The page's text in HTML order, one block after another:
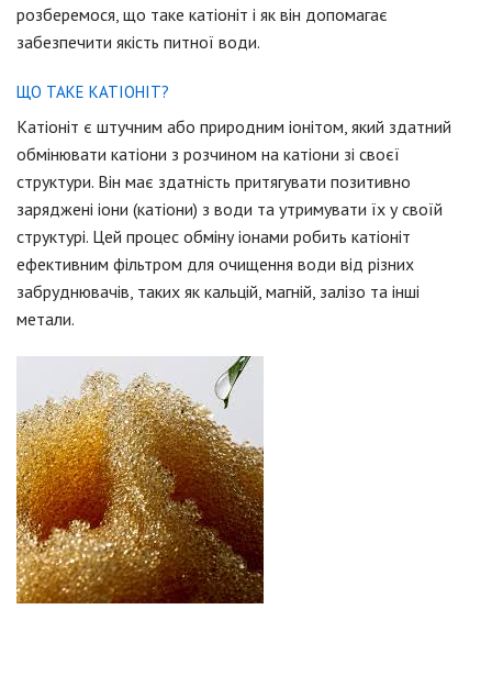
розберемося, що таке катіоніт і як він допомагає
забезпечити якість питної води.
ЩО ТАКЕ КАТІОНІТ?
Катіоніт є штучним або природним іонітом, який здатний
обмінювати катіони з розчином на катіони зі своєї
структури. Він має здатність притягувати позитивно
заряджені іони (катіони) з води та утримувати їх у своїй
структурі. Цей процес обміну іонами робить катіоніт
ефективним фільтром для очищення води від різних
забруднювачів, таких як кальцій, магній, залізо та інші
метали.